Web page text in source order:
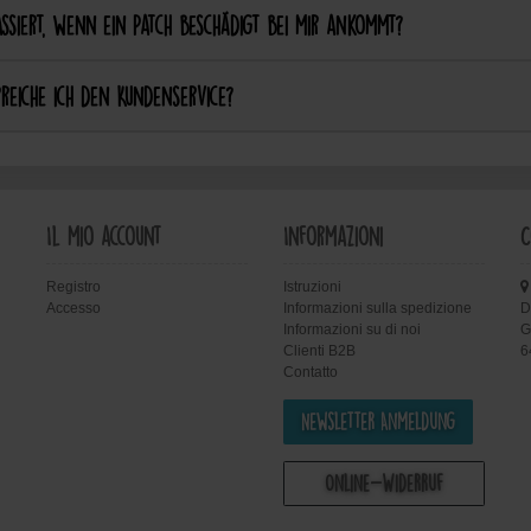
wenn ein Patch beschädigt bei mir ankommt?
ich den Kundenservice?
Il mio account
Registro
Accesso
Informazioni
Istruzioni
Informazioni sulla spedizione
Informazioni su di noi
Clienti B2B
Contatto
Newsletter Anmeldung
Online-Widerruf